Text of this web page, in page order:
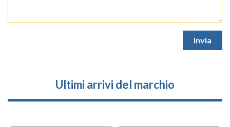
Ultimi arrivi del marchio